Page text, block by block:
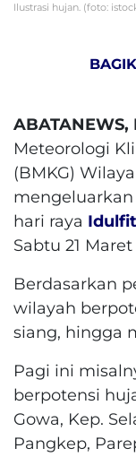
Ilustrasi hujan. (foto:
ABATANEWS,
Meteorologi
(BMKG)
hari raya
Sabtu 21 Maret
Berdasarkan
wilayah
siang, hingga
Pagi ini
berpotensi
Gowa, Kep.
Pangkep,